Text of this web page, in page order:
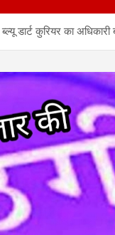
ब्ल्यू डार्ट कुरियर का